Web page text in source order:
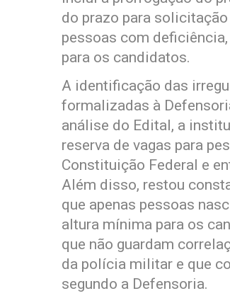
do prazo para
pessoas com
para os candidatos.
A identificação das
formalizadas à
análise do Edital, a
reserva de vagas para
Constituição Federal e
Além disso, restou
que apenas pessoas
altura mínima para os
que não guardam
da polícia militar e que
segundo a Defensoria.